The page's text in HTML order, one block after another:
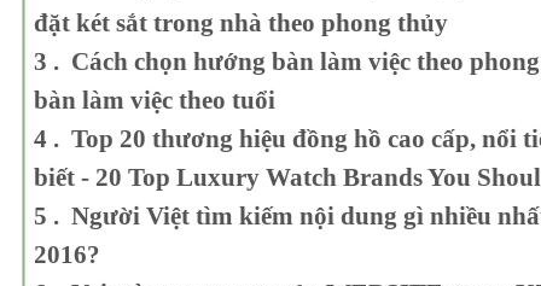
đặt két sắt trong nhà theo phong thủy
3 . Cách chọn hướng bàn làm việc theo
bàn làm việc theo tuổi
4 . Top 20 thương hiệu đồng hồ cao cấp, nổi
biết - 20 Top Luxury Watch Brands You
5 . Người Việt tìm kiếm nội dung gì nhiều
2016?